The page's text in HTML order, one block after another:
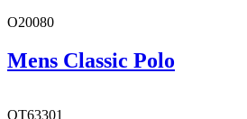
O20080
Mens Classic Polo
OT63301